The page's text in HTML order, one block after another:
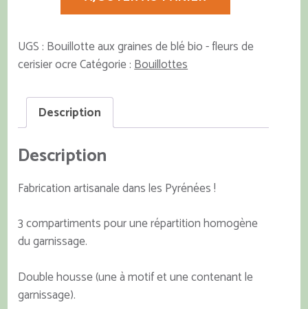
sèche
-
UGS : Bouillotte aux graines de blé bio - fleurs de
cerisier ocreCatégorie :Bouillottes
Description
Description
Fabrication artisanale dans les Pyrénées !
3 compartiments pour une répartition homogène
du garnissage.
Double housse (une à motif et une contenant le
garnissage).